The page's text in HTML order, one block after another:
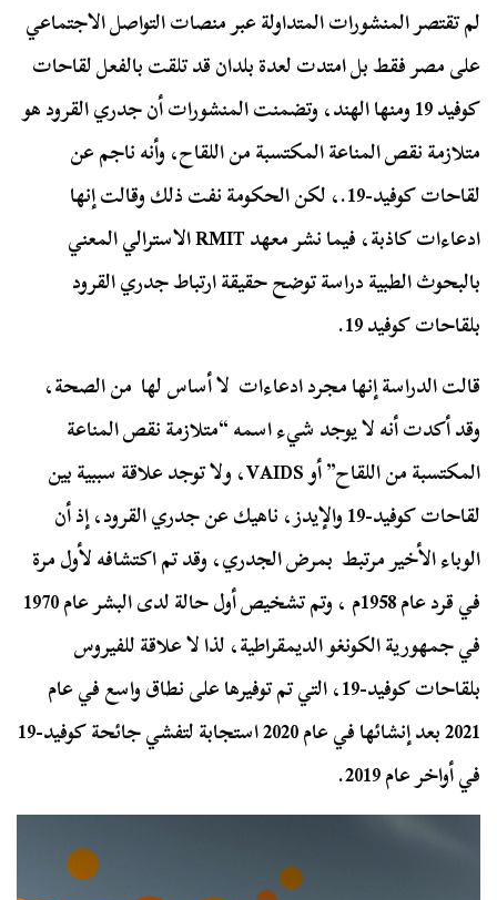
لم تقتصر المنشورات المتداولة عبر منصات التواصل الاجتماعي
على مصر فقط بلامتدتلعدة بلدان قد تلقت بالفعل لقاحات
كوفيد 19 ومنها الهند، وتضمنت المنشورات أن جدري القرود هو
متلازمة نقص المناعة المكتسبة من اللقاح، وأنه ناجم عن
لقاحات كوفيد-19.، لكن الحكومة نفت ذلك وقالت إنها
ادعاءات كاذبة، فيما نشر معهد RMIT
الاستراليالمعني
بالبحوث الطبية دراسة توضح حقيقة ارتباط جدري القرود
بلقاحات كوفيد 19.
قالت الدراسة إنها مجرد ادعاءات لا أساس لها من الصحة،
وقد أكدت أنه لا يوجد شيء اسمه “متلازمة نقص المناعة
المكتسبة من اللقاح” أو VAIDS، ولا توجد علاقة سببية بين
لقاحات كوفيد-19 والإيدز، ناهيك عن جدري القرود، إذ أن
الوباء الأخير مرتبط بمرض الجدري، وقد تم اكتشافه لأول مرة
في قرد عام 1958م ، وتم تشخيص أول حالة لدى البشر عام 1970
في جمهورية الكونغو الديمقراطية، لذا لا علاقة للفيروس
بلقاحات كوفيد-19، التي تم توفيرها على نطاق واسع في عام
2021 بعد إنشائها في عام 2020 استجابة لتفشي جائحة كوفيد-19
في أواخر عام 2019.